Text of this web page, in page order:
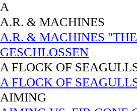
A
A.R. & MACHINES
A.R. & MACHINES
GESCHLOSSEN
A FLOCK OF
A FLOCK OF
AIMING